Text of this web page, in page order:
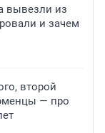
вывезли из
и зачем
второй
— про